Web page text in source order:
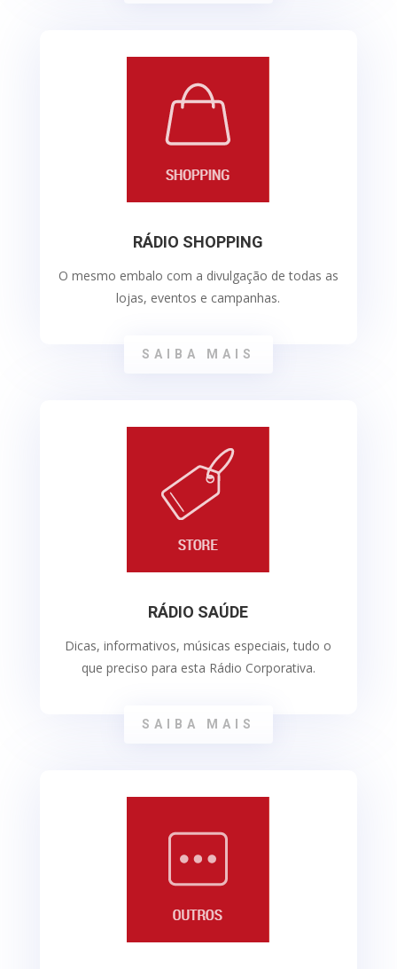
RÁDIO SHOPPING
O mesmo embalo com a divulgação de todas as
lojas, eventos e campanhas.
SAIBA MAIS
RÁDIO SAÚDE
Dicas, informativos, músicas especiais, tudo o
que preciso para esta Rádio Corporativa.
SAIBA MAIS